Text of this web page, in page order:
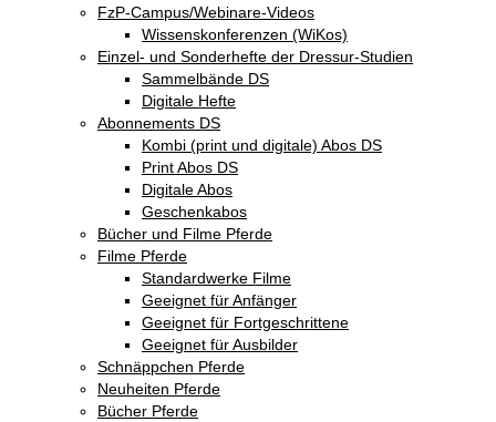
FzP-Campus/Webinare-Videos
Wissenskonferenzen (WiKos)
Einzel- und Sonderhefte der Dressur-Studien
Sammelbände DS
Digitale Hefte
Abonnements DS
Kombi (print und digitale) Abos DS
Print Abos DS
Digitale Abos
Geschenkabos
Bücher und Filme Pferde
Filme Pferde
Standardwerke Filme
Geeignet für Anfänger
Geeignet für Fortgeschrittene
Geeignet für Ausbilder
Schnäppchen Pferde
Neuheiten Pferde
Bücher Pferde